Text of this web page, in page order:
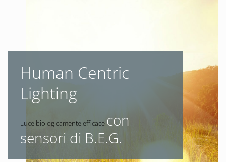
Human Centric
Lighting
Luce biologicamente efficace con
sensori di B.E.G.